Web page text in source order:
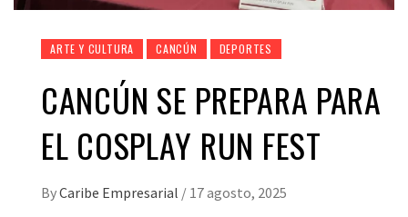
ARTE Y CULTURA CANCÚN DEPORTES
CANCÚN SE PREPARA PARA
EL COSPLAY RUN FEST
ByCaribe Empresarial / 17 agosto, 2025